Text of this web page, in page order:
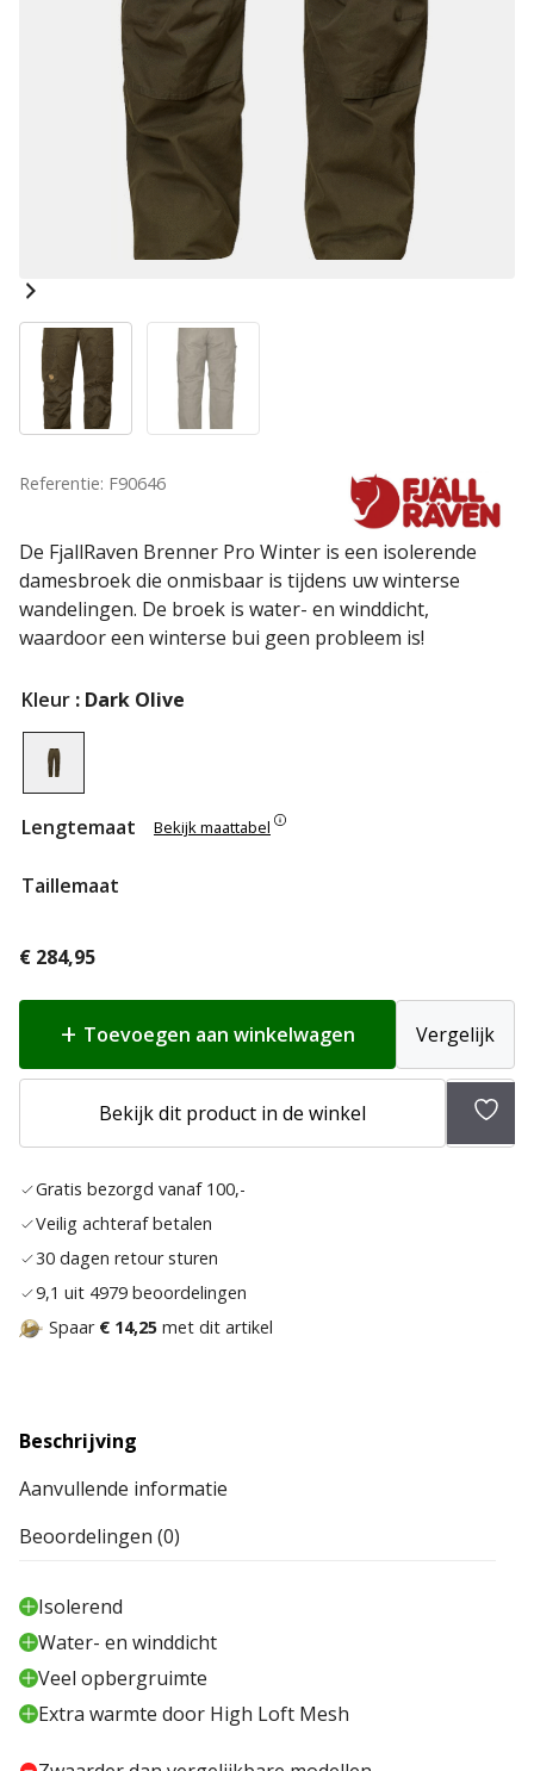
Referentie: F90646
De FjallRaven Brenner Pro Winter is een isolerende
damesbroek die onmisbaar is tijdens uw winterse
wandelingen. De broek is water- en winddicht,
waardoor een winterse bui geen probleem is!
Kleur : Dark Olive
Lengtemaat Bekijk maattabel
Taillemaat
€ 284,95
Toevoegen aan winkelwagen Vergelijk
Bekijk dit product in de winkel
Gratis bezorgd vanaf 100,-
Veilig achteraf betalen
30 dagen retour sturen
9,1 uit 4979 beoordelingen
Spaar € 14,25 met dit artikel
Beschrijving
Aanvullende informatie
Beoordelingen (0)
Isolerend
Water- en winddicht
Veel opbergruimte
Extra warmte door High Loft Mesh